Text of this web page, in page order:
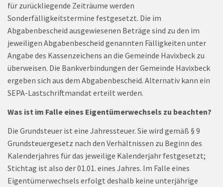
für zurückliegende Zeiträume werden
Sonderfälligkeitstermine festgesetzt. Die im
Abgabenbescheid ausgewiesenen Beträge sind zu den im
jeweiligen Abgabenbescheid genannten Fälligkeiten unter
Angabe des Kassenzeichens an die Gemeinde Havixbeck zu
überweisen. Die Bankverbindungen der Gemeinde Havixbeck
ergeben sich aus dem Abgabenbescheid. Alternativ kann ein
SEPA-Lastschriftmandat erteilt werden.
Was ist im Falle eines Eigentümerwechsels zu beachten?
Die Grundsteuer ist eine Jahressteuer. Sie wird gemäß § 9
Grundsteuergesetz nach den Verhältnissen zu Beginn des
Kalenderjahres für das jeweilige Kalenderjahr festgesetzt;
Stichtag ist also der 01.01. eines Jahres. Im Falle eines
Eigentümerwechsels erfolgt deshalb keine unterjährige